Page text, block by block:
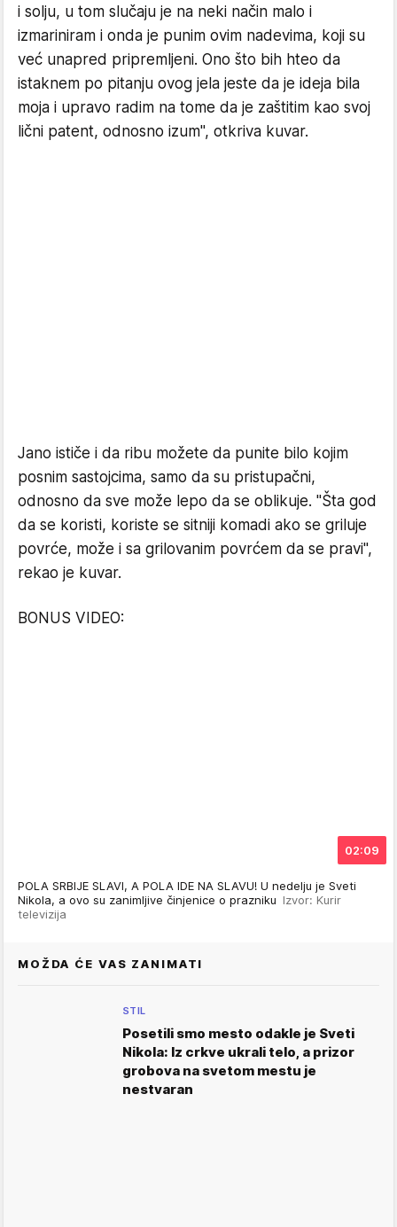
i solju, u tom slučaju je na neki način malo i
izmariniram i onda je punim ovim nadevima, koji su
već unapred pripremljeni. Ono što bih hteo da
istaknem po pitanju ovog jela jeste da je ideja bila
moja i upravo radim na tome da je zaštitim kao svoj
lični patent, odnosno izum", otkriva kuvar.
Jano ističe i da ribu možete da punite bilo kojim
posnim sastojcima, samo da su pristupačni,
odnosno da sve može lepo da se oblikuje. "Šta god
da se koristi, koriste se sitniji komadi ako se griluje
povrće, može i sa grilovanim povrćem da se pravi",
rekao je kuvar.
BONUS VIDEO:
02:09
POLA SRBIJE SLAVI, A POLA IDE NA SLAVU! U nedelju je Sveti
Nikola, a ovo su zanimljive činjenice o prazniku Izvor: Kurir
televizija
MOŽDA ĆE VAS ZANIMATI
STIL
Posetili smo mesto odakle je Sveti
Nikola: Iz crkve ukrali telo, a prizor
grobova na svetom mestu je
nestvaran